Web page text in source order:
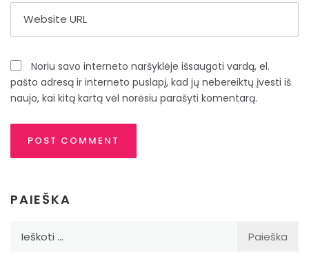
Noriu savo interneto naršyklėje išsaugoti vardą, el.
pašto adresą ir interneto puslapį, kad jų nebereiktų įvesti iš
naujo, kai kitą kartą vėl norėsiu parašyti komentarą.
PAIEŠKA